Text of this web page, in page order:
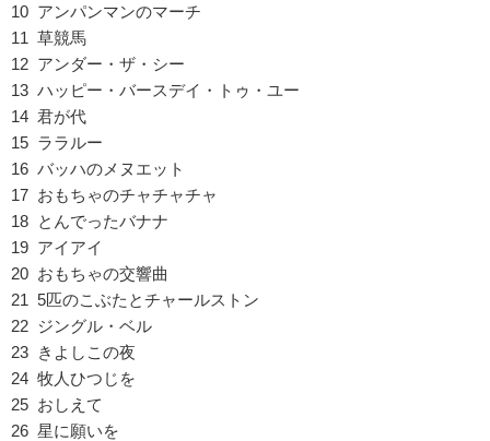
10 アンパンマンのマーチ
11 草競馬
12 アンダー・ザ・シー
13 ハッピー・バースデイ・トゥ・ユー
14 君が代
15 ララルー
16 バッハのメヌエット
17 おもちゃのチャチャチャ
18 とんでったバナナ
19 アイアイ
20 おもちゃの交響曲
21 5匹のこぶたとチャールストン
22 ジングル・ベル
23 きよしこの夜
24 牧人ひつじを
25 おしえて
26 星に願いを